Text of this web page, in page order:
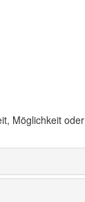
Möglichkeit oder